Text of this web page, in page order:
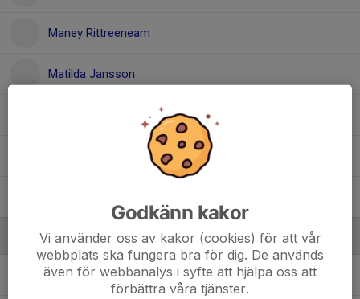
Maney Rittreeneam
Matilda Jansson
Ledare
Helena JanvedenTränare
Godkänn kakor
Vi använder oss av kakor (cookies) för att vår
webbplats ska fungera bra för dig. De används
även för webbanalys i syfte att hjälpa oss att
förbättra våra tjänster.